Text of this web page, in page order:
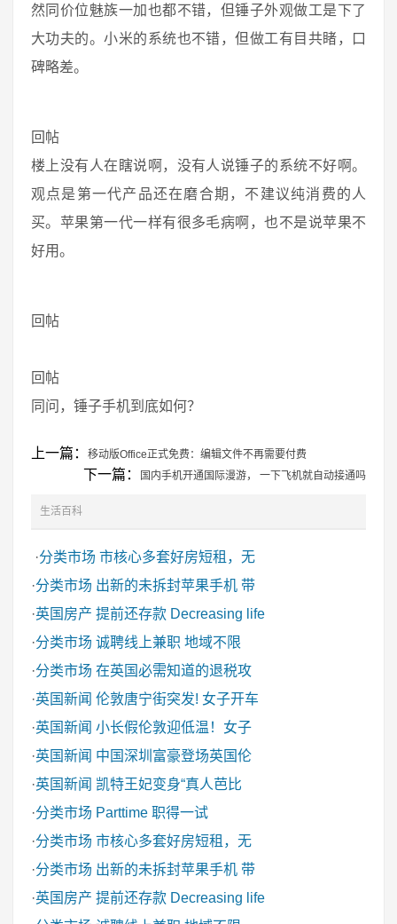
然同价位魅族一加也都不错，但锤子外观做工是下了
大功夫的。小米的系统也不错，但做工有目共睹，口
碑略差。
回帖
楼上没有人在瞎说啊，没有人说锤子的系统不好啊。
观点是第一代产品还在磨合期，不建议纯消费的人
买。苹果第一代一样有很多毛病啊，也不是说苹果不
好用。
回帖
回帖
同问，锤子手机到底如何？
上一篇： 移动版Office正式免费：编辑文件不再需要付费
下一篇： 国内手机开通国际漫游， 一下飞机就自动接通吗
生活百科
·分类市场 市核心多套好房短租，无
·分类市场 出新的未拆封苹果手机 带
·英国房产 提前还存款 Decreasing life
·分类市场 诚聘线上兼职 地域不限
·分类市场 在英国必需知道的退税攻
·英国新闻 伦敦唐宁街突发! 女子开车
·英国新闻 小长假伦敦迎低温！女子
·英国新闻 中国深圳富豪登场英国伦
·英国新闻 凯特王妃变身“真人芭比
·分类市场 Parttime 职得一试
·分类市场 市核心多套好房短租，无
·分类市场 出新的未拆封苹果手机 带
·英国房产 提前还存款 Decreasing life